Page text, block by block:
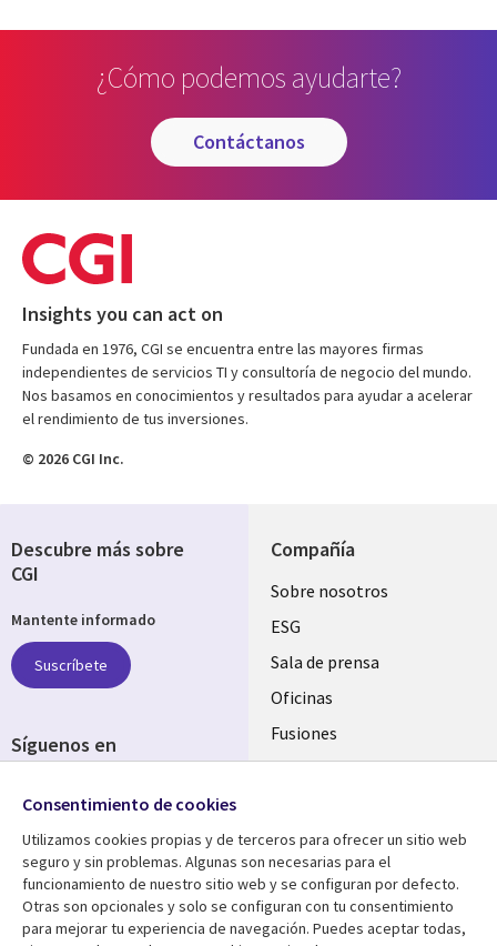
¿Cómo podemos ayudarte?
contáctanos
Insights you can act on
Fundada en 1976, CGI se encuentra entre las mayores firmas
independientes de servicios TI y consultoría de negocio del mundo.
Nos basamos en conocimientos y resultados para ayudar a acelerar
el rendimiento de tus inversiones.
© 2026 CGI Inc.
Compañía
Useful
links
SPAIN
Sobre nosotros
ESG
Sala de prensa
Oficinas
Fusiones
Inversores
Centro de Recursos
Library
Artículos
Ayuda
Legal
Aviso Legal
Descubre más sobre
CGI
Mantente informado
Suscríbete
Síguenos en
Media
SPAIN
Consentimiento de cookies
Utilizamos cookies propias y de terceros para ofrecer un sitio web
seguro y sin problemas. Algunas son necesarias para el
funcionamiento de nuestro sitio web y se configuran por defecto.
Otras son opcionales y solo se configuran con tu consentimiento
para mejorar tu experiencia de navegación. Puedes aceptar todas,